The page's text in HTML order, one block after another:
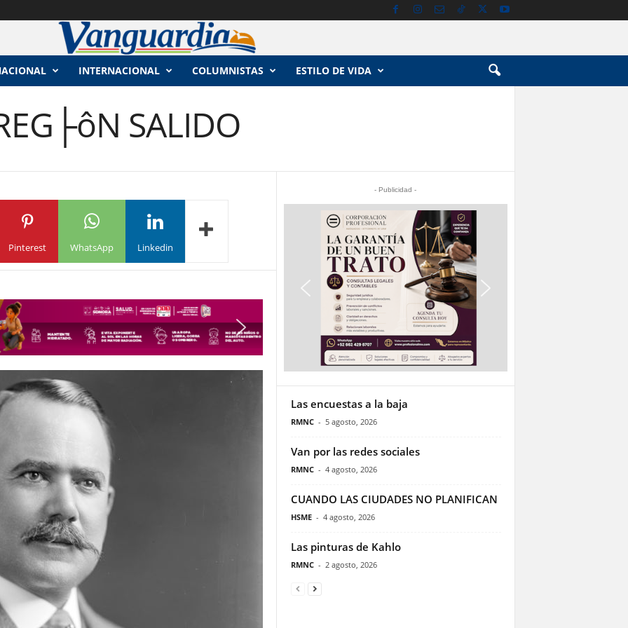
INTERNACIONAL COLUMNISTAS ESTILO DE VIDA
SALIDO
Pinterest WhatsApp Linkedin
- Publicidad -
Las encuestas a la baja
RMNC - 5 agosto, 2026
Van por las redes sociales
RMNC - 4 agosto, 2026
CUANDO LAS CIUDADES NO PLANIFICAN
HSME - 4 agosto, 2026
Las pinturas de Kahlo
RMNC - 2 agosto, 2026